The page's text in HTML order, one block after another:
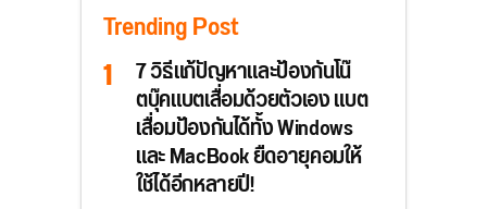
Trending Post
7 วิธีแก้ปัญหาและป้องกันโน๊
ตบุ๊คแบตเสื่อมด้วยตัวเอง แบต
เสื่อมป้องกันได้ทั้ง Windows
และ MacBook ยืดอายุคอมให้
ใช้ได้อีกหลายปี!